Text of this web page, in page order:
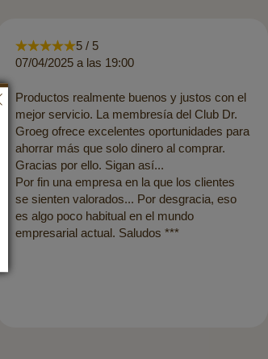
5 / 5
07/04/2025 a las 19:00
Productos realmente buenos y justos con el
mejor servicio. La membresía del Club Dr.
Groeg ofrece excelentes oportunidades para
ahorrar más que solo dinero al comprar.
Gracias por ello. Sigan así...
Por fin una empresa en la que los clientes
se sienten valorados... Por desgracia, eso
es algo poco habitual en el mundo
empresarial actual. Saludos ***